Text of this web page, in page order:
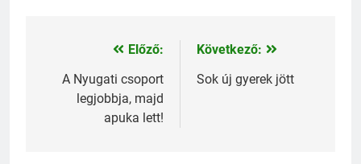
Bejegyzés
navigáció
Előző:
A Nyugati csoport
legjobbja, majd
apuka lett!
Következő:
Sok új gyerek jött